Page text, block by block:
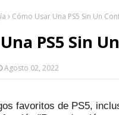
Cómo Usar Una PS5 Sin Un
PS5 Sin
Agosto 02, 2022
favoritos de PS5,